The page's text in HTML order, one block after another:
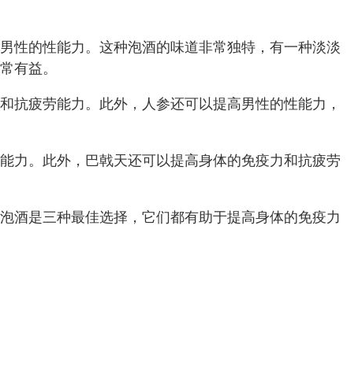
性的性能力。这种泡酒的味道非常独特，有一种淡淡
有益。
疲劳能力。此外，人参还可以提高男性的性能力，
力。此外，巴戟天还可以提高身体的免疫力和抗疲劳
酒是三种最佳选择，它们都有助于提高身体的免疫力